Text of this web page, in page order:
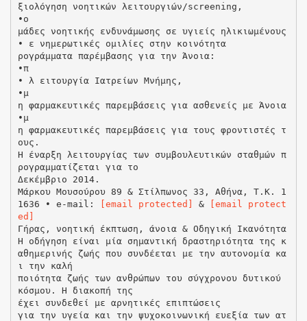
ξιολόγηση νοητικών λειτουργιών/screening,
•ο
μάδες νοητικής ενδυνάμωσης σε υγιείς ηλικιωμένους
• ε νημερωτικές ομιλίες στην κοινότητα
ρογράμματα παρέμβασης για την Άνοια:
•π
• λ ειτουργία Ιατρείων Μνήμης,
•μ
η φαρμακευτικές παρεμβάσεις για ασθενείς με Άνοια
•μ
η φαρμακευτικές παρεμβάσεις για τους φροντιστές τ
ους.
Η έναρξη λειτουργίας των συμβουλευτικών σταθμών π
ρογραμματίζεται για το
Δεκέμβριο 2014.
Μάρκου Μουσούρου 89 & Στίλπωνος 33, Αθήνα, Τ.Κ. 1
1636 • e-mail:
[email protected] &
[email protect
ed]
Γήρας, νοητική έκπτωση, άνοια & Οδηγική Ικανότητα
Η οδήγηση είναι μία σημαντική δραστηριότητα της κ
αθημερινής ζωής που συνδέεται με την αυτονομία κα
ι την καλή
ποιότητα ζωής των ανθρώπων του σύγχρονου δυτικού
κόσμου. Η διακοπή της
έχει συνδεθεί με αρνητικές επιπτώσεις
για την υγεία και την ψυχοκοινωνική ευεξία των ατ